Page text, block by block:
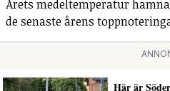
Årets medeltemperatur
de senaste årens
Här är